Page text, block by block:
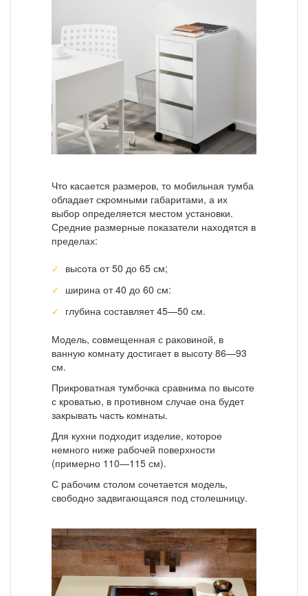
Что касается размеров, то мобильная тумба
обладает скромными габаритами, а их
выбор определяется местом установки.
Средние размерные показатели находятся в
пределах:
высота от 50 до 65 см;
ширина от 40 до 60 см:
глубина составляет 45—50 см.
Модель, совмещенная с раковиной, в
ванную комнату достигает в высоту 86—93
см.
Прикроватная тумбочка сравнима по высоте
с кроватью, в противном случае она будет
закрывать часть комнаты.
Для кухни подходит изделие, которое
немного ниже рабочей поверхности
(примерно 110—115 см).
С рабочим столом сочетается модель,
свободно задвигающаяся под столешницу.